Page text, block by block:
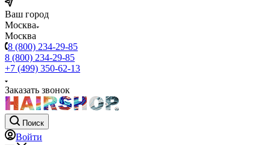
Ваш город
Москва
Москва
8 (800) 234-29-85
8 (800) 234-29-85
+7 (499) 350-62-13
Заказать звонок
Поиск
Войти